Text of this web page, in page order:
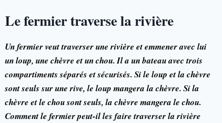
Le fermier traverse la rivière
Un fermier veut traverser une rivière et emmener avec lui
un loup, une chèvre et un chou. Il a un bateau avec trois
compartiments séparés et sécurisés. Si le loup et la chèvre
sont seuls sur une rive, le loup mangera la chèvre. Si la
chèvre et le chou sont seuls, la chèvre mangera le chou.
Comment le fermier peut-il les faire traverser la rivière